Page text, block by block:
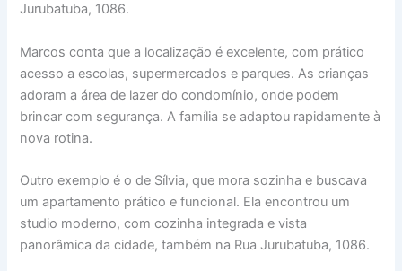
Jurubatuba, 1086.
Marcos conta que a localização é excelente, com prático
acesso a escolas, supermercados e parques. As crianças
adoram a área de lazer do condomínio, onde podem
brincar com segurança. A família se adaptou rapidamente à
nova rotina.
Outro exemplo é o de Sílvia, que mora sozinha e buscava
um apartamento prático e funcional. Ela encontrou um
studio moderno, com cozinha integrada e vista
panorâmica da cidade, também na Rua Jurubatuba, 1086.